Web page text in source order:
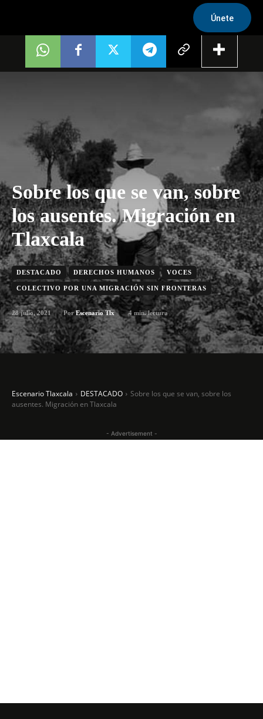
Únete
Sobre los que se van, sobre
los ausentes. Migración en
Tlaxcala
DESTACADO DERECHOS HUMANOS VOCES
COLECTIVO POR UNA MIGRACIÓN SIN FRONTERAS
28 julio, 2021 Por Escenario Tlx 4 min. lectura
Escenario Tlaxcala DESTACADO
Sobre los que se van, sobre los
ausentes. Migración en Tlaxcala
- Advertisement -